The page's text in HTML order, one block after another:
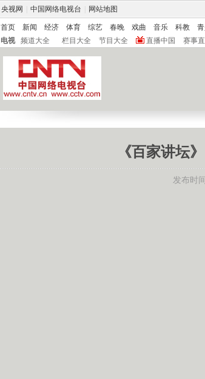
央视网 中国网络电视台 网站地图
首页 新闻 经济 体育 综艺 春晚 戏曲 音乐 科教
电视
频道大全 栏目大全 节目大全 直播中国 赛事
《百家讲坛
发布时